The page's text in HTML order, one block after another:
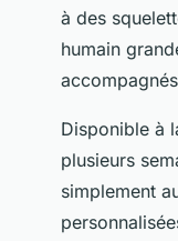
à des
humain
Disponible à
plusieurs
simplement